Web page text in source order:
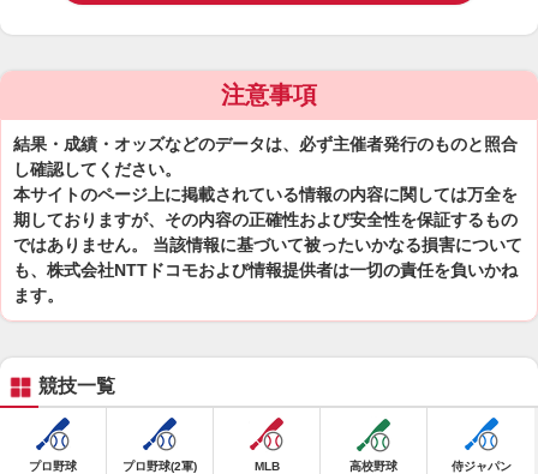
注意事項
結果・成績・オッズなどのデータは、必ず主催者発行のものと照合
し確認してください。
本サイトのページ上に掲載されている情報の内容に関しては万全を
期しておりますが、その内容の正確性および安全性を保証するもの
ではありません。 当該情報に基づいて被ったいかなる損害について
も、株式会社NTTドコモおよび情報提供者は一切の責任を負いかね
ます。
競技一覧
プロ野球 プロ野球(2軍) MLB 高校野球 侍ジャパン